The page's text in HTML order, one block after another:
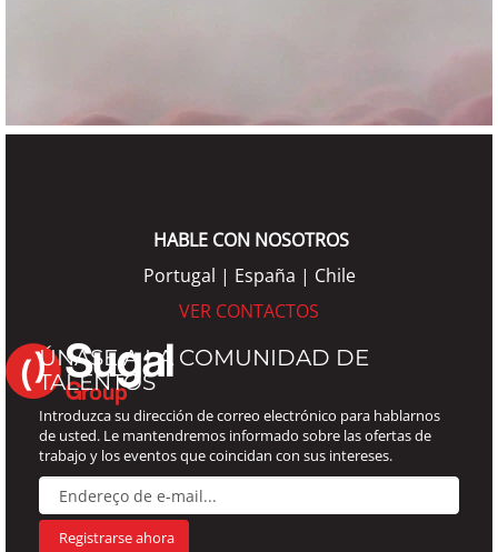
HABLE CON NOSOTROS
Portugal | España | Chile
VER CONTACTOS
ÚNASE A LA COMUNIDAD DE
TALENTOS
Introduzca su dirección de correo electrónico para hablarnos
de usted. Le mantendremos informado sobre las ofertas de
trabajo y los eventos que coincidan con sus intereses.